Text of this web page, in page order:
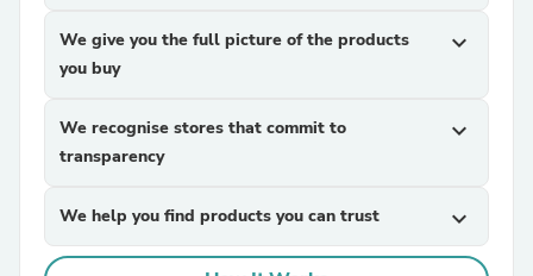
We give you the full picture of the products
you buy
expand_more
We recognise stores that commit to
transparency
expand_more
We help you find products you can trust expand_more